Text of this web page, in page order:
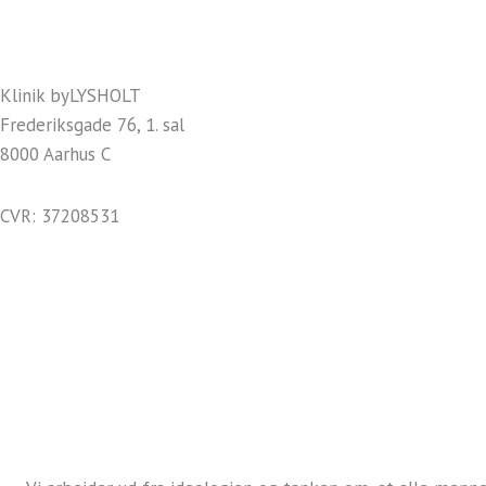
Klinik byLYSHOLT
Frederiksgade 76, 1. sal
8000 Aarhus C
CVR: 37208531